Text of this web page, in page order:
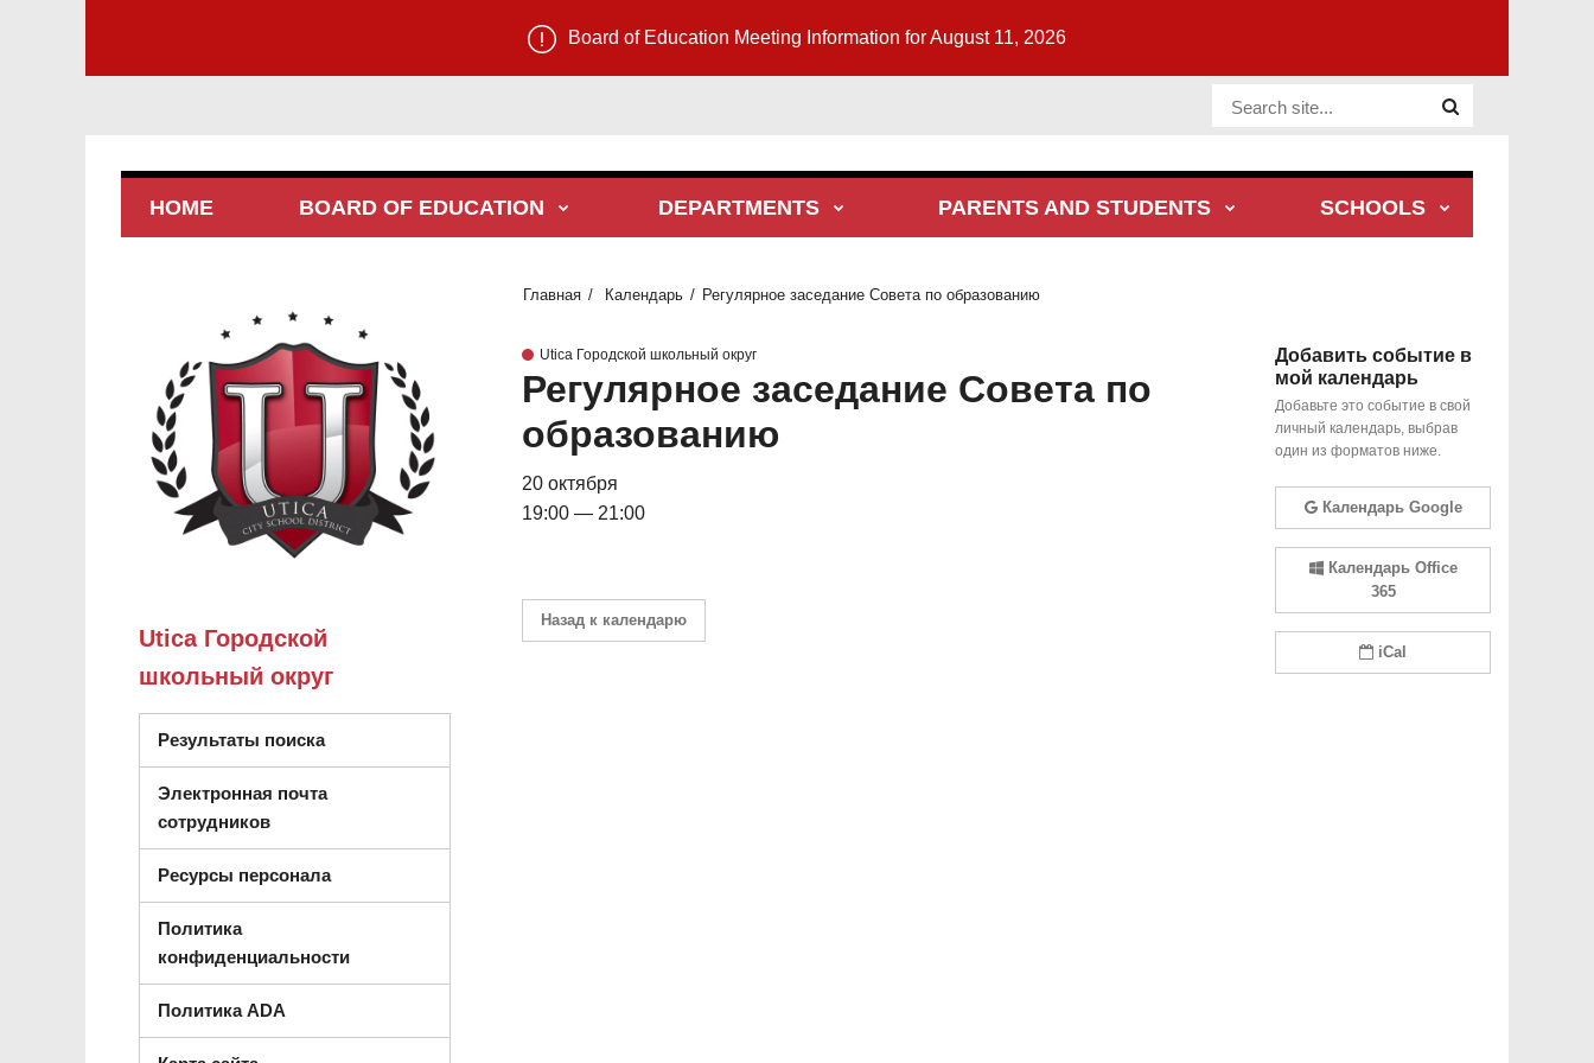
Board of Education Meeting Information for August 11, 2026
Website Site
HOME BOARD OF EDUCATION DEPARTMENTS PARENTS AND STUDENTS SCHOOLS
Главная Календарь Регулярное заседание Совета по образованию
Utica Городской школьный округ
Регулярное заседание Совета по
образованию
20 октября
19:00 — 21:00
Назад к календарю
Добавить событие в
мой календарь
Добавьте это событие в свой
личный календарь, выбрав
один из форматов ниже.
Календарь Google
Календарь Office
365
iCal
Utica Городской
школьный округ
Результаты поиска
Электронная почта
сотрудников
Ресурсы персонала
Политика
конфиденциальности
Политика ADA